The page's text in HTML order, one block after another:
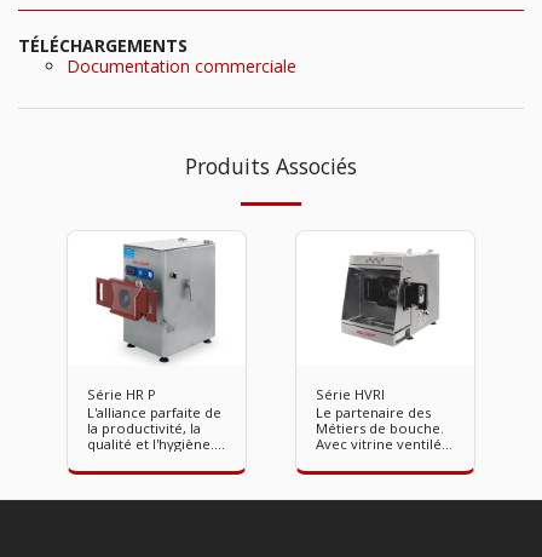
TÉLÉCHARGEMENTS
Documentation commerciale
Produits Associés
Série HR P
L'alliance parfaite de
la productivité, la
qualité et l'hygiène.
Série HVRI
Le partenaire des
Métiers de bouche.
Avec vitrine ventilée